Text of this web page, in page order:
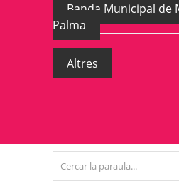
Banda Municipal de
Palma
Altres